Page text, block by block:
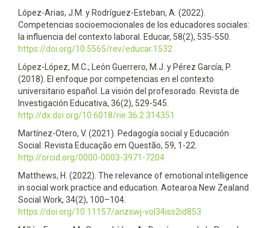
López-Arias, J.M. y Rodríguez-Esteban, A. (2022).
Competencias socioemocionales de los educadores sociales:
la influencia del contexto laboral. Educar, 58(2), 535-550.
https://doi.org/10.5565/rev/educar.1532
López-López, M.C.; León Guerrero, M.J. y Pérez García, P.
(2018). El enfoque por competencias en el contexto
universitario español. La visión del profesorado. Revista de
Investigación Educativa, 36(2), 529-545.
http://dx.doi.org/10.6018/rie.36.2.314351
Martínez-Otero, V. (2021). Pedagogía social y Educación
Social. Revista Educação em Questão, 59, 1-22.
http://orcid.org/0000-0003-3971-7204
Matthews, H. (2022). The relevance of emotional intelligence
in social work practice and education. Aotearoa New Zealand
Social Work, 34(2), 100–104.
https://doi.org/10.11157/anzswj-vol34iss2id853